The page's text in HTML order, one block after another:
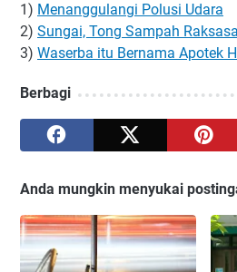
1) Menanggulangi Polusi Udara
2) Sungai, Tong Sampah Raksasa
3) Waserba itu Bernama Apotek
Berbagi
Anda mungkin menyukai